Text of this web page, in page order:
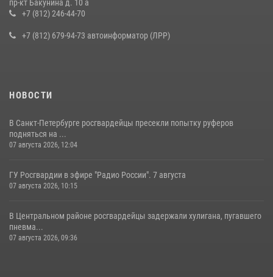
пр-кт Бакунина д. 10 а
+7 (812) 246-44-70
+7 (812) 679-94-73 автоинформатор (ЛРР)
НОВОСТИ
В Санкт-Петербурге росгвардейцы пресекли попытку руферов
подняться на ...
07 августа 2026, 12:04
ГУ Росгвардии в эфире "Радио России". 7 августа
07 августа 2026, 10:15
В Центральном районе росгвардейцы задержали хулигана, пугавшего
пневма...
07 августа 2026, 09:36